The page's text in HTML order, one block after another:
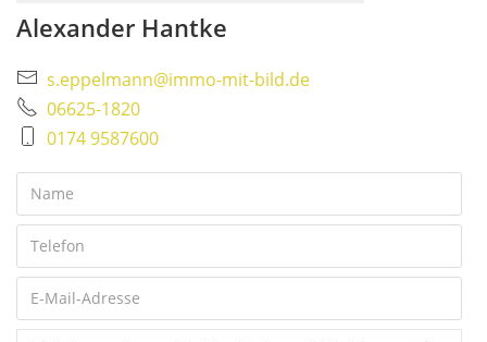
Alexander Hantke
s.eppelmann@immo-mit-bild.de
06625-1820
0174 9587600